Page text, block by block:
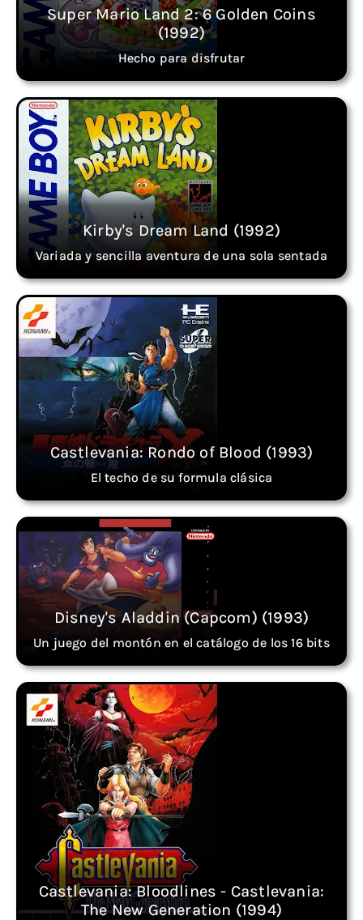
Super Mario Land 2: 6 Golden Coins
(1992)
Hecho para disfrutar
Kirby's Dream Land (1992)
Variada y sencilla aventura de una sola sentada
Castlevania: Rondo of Blood (1993)
El techo de su formula clásica
Disney's Aladdin (Capcom) (1993)
Un juego del montón en el catálogo de los 16 bits
Castlevania: Bloodlines - Castlevania:
The New Generation (1994)